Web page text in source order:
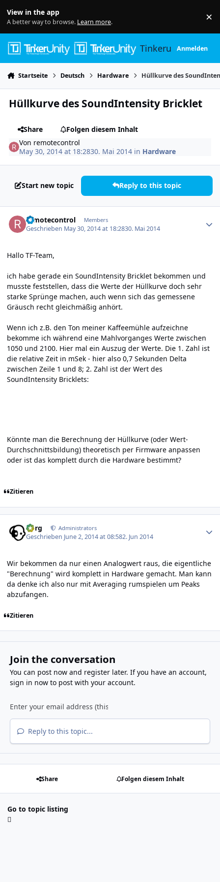
View in the app
A better way to browse. Learn more. ×
TinkerunityAnmelden
Startseite Deutsch Hardware Hüllkurve des
Hüllkurve des SoundIntensity Bricklet
Share
Folgen diesem Inhalt
Von remotecontrol
May 30, 2014 at 18:2830. Mai 2014 in Hardware
Start new topic Reply to this topic
remotecontrol Members
Geschrieben May 30, 2014 at 18:2830. Mai 2014
Hallo TF-Team,
ich habe gerade ein SoundIntensity Bricklet bekommen und
musste feststellen, dass die Werte der Hüllkurve doch sehr
starke Sprünge machen, auch wenn sich das gemessene
Gräusch recht gleichmäßig anhört.
Wenn ich z.B. den Ton meiner Kaffeemühle aufzeichne
bekomme ich während eine Mahlvorganges Werte zwischen
1050 und 2100. Hier mal ein Auszug der Werte. Die 1. Zahl ist
die relative Zeit in mSek - hier also 0,7 Sekunden Delta
zwischen Zeile 1 und 8; 2. Zahl ist der Wert des
SoundIntensity Bricklets:
Könnte man die Berechnung der Hüllkurve (oder Wert-
Durchschnittsbildung) theoretisch per Firmware anpassen
oder ist das komplett durch die Hardware bestimmt?
Zitieren
borg Administrators
Geschrieben June 2, 2014 at 08:582. Jun 2014
Wir bekommen da nur einen Analogwert raus, die eigentliche
"Berechnung" wird komplett in Hardware gemacht. Man kann
da denke ich also nur mit Averaging rumspielen um Peaks
abzufangen.
Zitieren
Join the conversation
You can post now and register later. If you have an account,
sign in nowto post with your account.
Reply to this topic...
Share Folgen diesem Inhalt
Go to topic listing